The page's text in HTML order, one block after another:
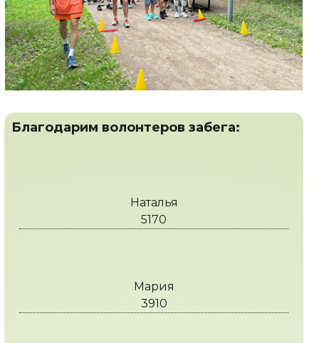
Благодарим волонтеров забега:
Наталья
5170
Мария
3910